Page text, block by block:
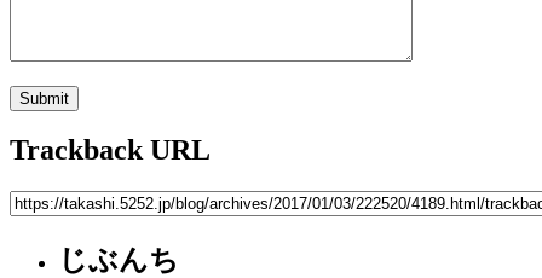
Trackback URL
じぶんち